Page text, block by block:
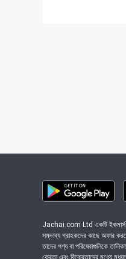
Jachai.com Ltd একটি ইকমার্স
সম্ভাব্য গ্রাহকদের কাছে অফার
তাদের পণ্য বা পরিষেবাগুলিকে
ক্রেতা এবং বিক্রেতাদের মধ্যে